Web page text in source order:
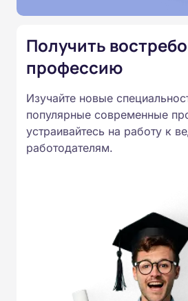
соответствии с
государственными
профессионального
Удостоверения и
прохождении обучения
Получить
профессию
Изучайте новые
популярные современные
устраивайтесь на работу к
работодателям.